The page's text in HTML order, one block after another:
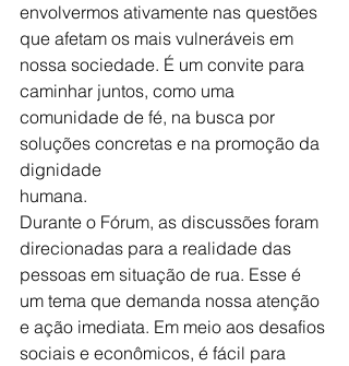
envolvermos ativamente nas questões
que afetam os mais vulneráveis em
nossa sociedade. É um convite para
caminhar juntos, como uma
comunidade de fé, na busca por
soluções concretas e na promoção da
dignidade
humana.
Durante o Fórum, as discussões foram
direcionadas para a realidade das
pessoas em situação de rua. Esse é
um tema que demanda nossa atenção
e ação imediata. Em meio aos desafios
sociais e econômicos, é fácil para